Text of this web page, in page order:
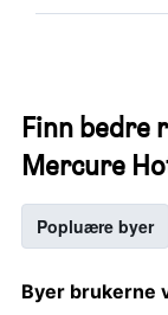
Finn bedre
Mercure
Popluære byer
Byer brukerne